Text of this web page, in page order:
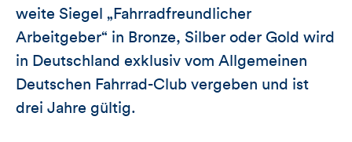
weite Siegel „Fahrradfreundlicher
Arbeitgeber“ in Bronze, Silber oder Gold wird
in Deutschland exklusiv vom Allgemeinen
Deutschen Fahrrad-Club vergeben und ist
drei Jahre gültig.